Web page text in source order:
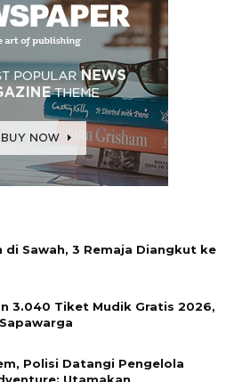
di Sawah, 3 Remaja Diangkut ke
3.040 Tiket Mudik Gratis 2026,
Polisi Datangi Pengelola